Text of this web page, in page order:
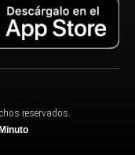
reservados.